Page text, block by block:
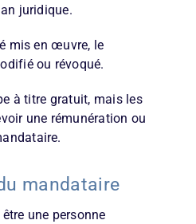
juridique.
mis en œuvre, le
ou révoqué.
à titre gratuit, mais les
une rémunération ou
mandataire
une personne